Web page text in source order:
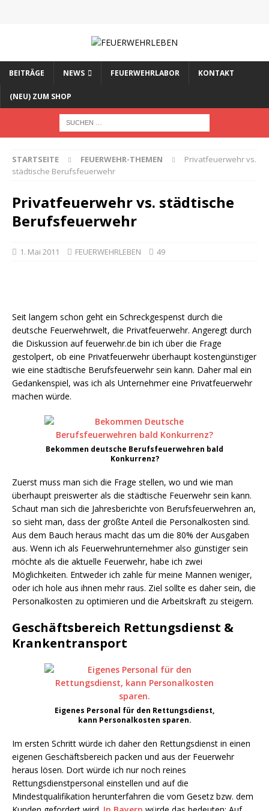
BEITRÄGE NEWS FEUERWEHRLABOR KONTAKT
(NEU) ZUM SHOP
STARTSEITE FEUERWEHR-THEMEN
Privatfeuerwehr vs.
städtische Berufsfeuerwehr
Privatfeuerwehr vs. städtische
Berufsfeuerwehr
1. Mai 2011 FEUERWEHRLEBEN 49
Seit langem schon geht ein Schreckgespenst durch die
deutsche Feuerwehrwelt, die Privatfeuerwehr. Angeregt durch
die Diskussion auf feuerwehr.de bin ich über die Frage
gestolpert, ob eine Privatfeuerwehr überhaupt kostengünstiger
wie eine städtische Berufsfeuerwehr sein kann. Daher mal ein
Gedankenspiel, was ich als Unternehmer eine Privatfeuerwehr
machen würde.
Bekommen deutsche Berufsfeuerwehren bald
Konkurrenz?
Zuerst muss man sich die Frage stellen, wo und wie man
überhaupt preiswerter als die städtische Feuerwehr sein kann.
Schaut man sich die Jahresberichte von Berufsfeuerwehren an,
so sieht man, dass der größte Anteil die Personalkosten sind.
Aus dem Bauch heraus macht das um die 80% der Ausgaben
aus. Wenn ich als Feuerwehrunternehmer also günstiger sein
möchte als die aktuelle Feuerwehr, habe ich zwei
Möglichkeiten. Entweder ich zahle für meine Mannen weniger,
oder ich hole aus ihnen mehr raus. Ziel sollte es daher sein, die
Personalkosten zu optimieren und die Arbeitskraft zu steigern.
Geschäftsbereich Rettungsdienst &
Krankentransport
Eigenes Personal für den Rettungsdienst,
kann Personalkosten sparen.
Im ersten Schritt würde ich daher den Rettungsdienst in einen
eigenen Geschäftsbereich packen und aus der Feuerwehr
heraus lösen. Dort würde ich nur noch reines
Rettungsdienstpersonal einstellen und auf die
Mindestqualifikation herunterfahren die vom Gesetz bzw. dem